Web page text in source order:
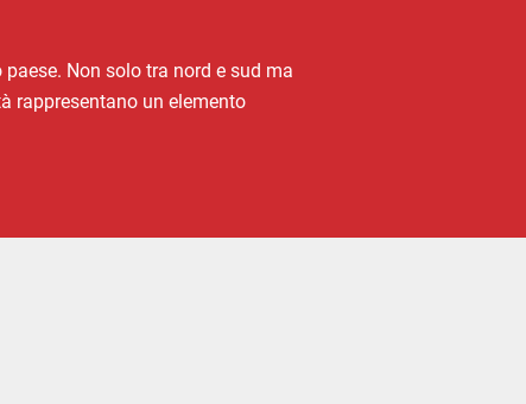
Non solo tra nord e sud ma
rappresentano un elemento